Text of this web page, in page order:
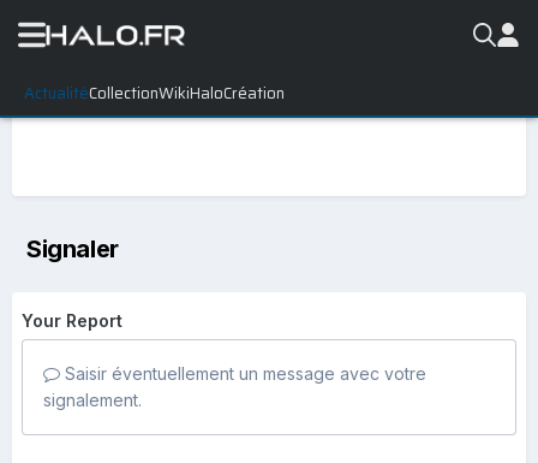
ActualitéCollectionWikiHaloCréation
Signaler
Your Report
Saisir éventuellement un message avec votre
signalement.